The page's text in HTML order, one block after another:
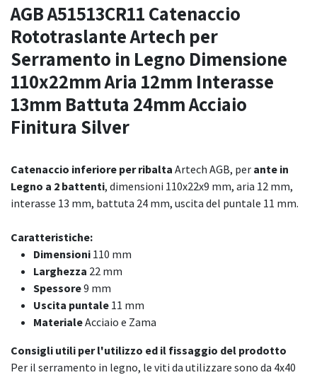
AGB A51513CR11 Catenaccio
Rototraslante Artech per
Serramento in Legno Dimensione
110x22mm Aria 12mm Interasse
13mm Battuta 24mm Acciaio
Finitura Silver
Catenaccio inferiore per ribalta Artech AGB, per ante in
Legno a 2 battenti, dimensioni 110x22x9 mm, aria 12 mm,
interasse 13 mm, battuta 24 mm, uscita del puntale 11 mm.
Caratteristiche:
Dimensioni 110 mm
Larghezza 22 mm
Spessore9 mm
Uscita puntale 11 mm
MaterialeAcciaio e Zama
Consigli utili per l'utilizzo ed il fissaggio del prodotto
Per il serramento in legno, le viti da utilizzare sono da 4x40